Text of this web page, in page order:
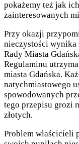
pokażemy też jak
zainteresowanych
Przy okazji
nieczystości wynika
Rady Miasta
Regulaminu
miasta Gdańska.
natychmiastowego
spowodowanych
tego przepisu grozi
złotych.
Problem właścicieli